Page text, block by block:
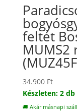
feltét
34.900 Ft
Készleten: 2 db
🚚 Akár másnapi